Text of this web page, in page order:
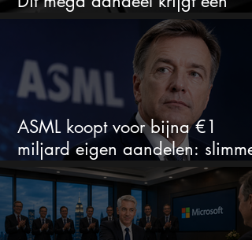
zeldzaam verkoopadvies
ASML koopt voor bijna €1
miljard eigen aandelen: slimme
zet of dure timing?